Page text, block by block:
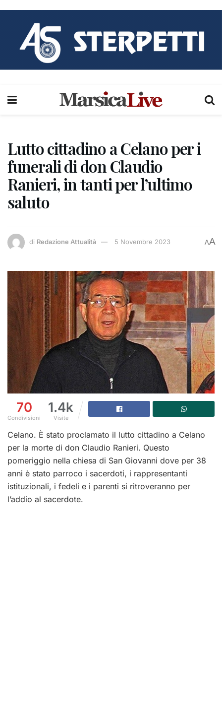
Lutto cittadino a Celano per i
funerali di don Claudio
Ranieri, in tanti per l’ultimo
saluto
di Redazione Attualità 5 Novembre 2023 AA
70
Condivisioni
1.4k
Visite
Celano. È stato proclamato il lutto cittadino a Celano
per la morte di don Claudio Ranieri. Questo
pomeriggio nella chiesa di San Giovanni dove per 38
anni è stato parroco i sacerdoti, i rappresentanti
istituzionali, i fedeli e i parenti si ritroveranno per
l’addio al sacerdote.